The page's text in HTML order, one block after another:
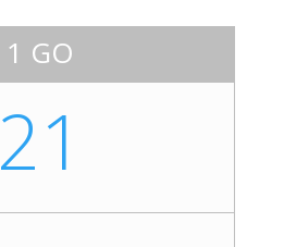
1 GO
21